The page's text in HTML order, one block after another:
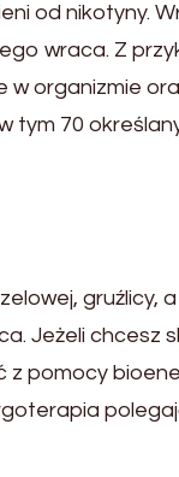
od nikotyny.
wraca. Z
w organizmie
tym 70
gruźlicy,
Jeżeli chcesz
z pomocy